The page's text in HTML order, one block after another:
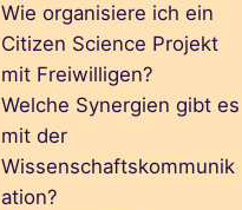
Wie organisiere ich ein
Citizen Science Projekt
mit Freiwilligen?
Welche Synergien gibt es
mit der
Wissenschaftskommunik
ation?